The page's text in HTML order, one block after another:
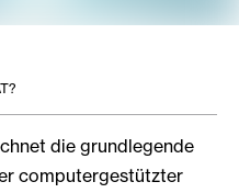
die grundlegende
computergestützter